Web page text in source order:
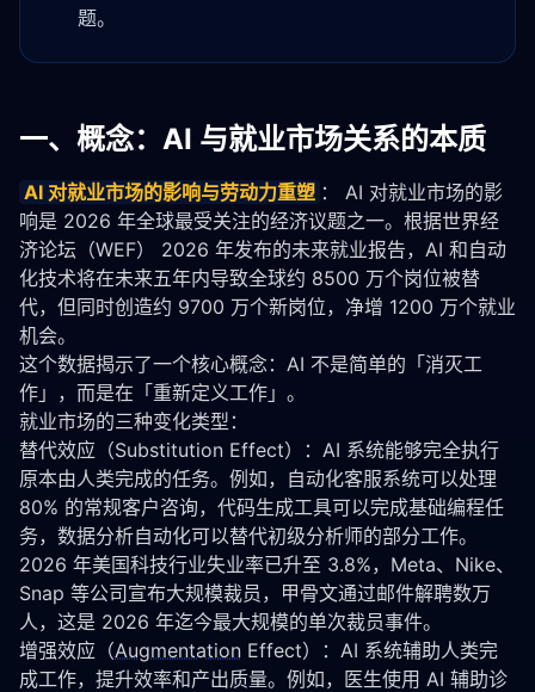
题。
一、概念：AI 与就业市场关系的本质
AI 对就业市场的影响与劳动力重塑 ： AI 对就业市场的影
响是 2026 年全球最受关注的经济议题之一。根据世界经
济论坛（WEF） 2026 年发布的未来就业报告，AI 和自动
化技术将在未来五年内导致全球约 8500 万个岗位被替
代，但同时创造约 9700 万个新岗位，净增 1200 万个就业
机会。
这个数据揭示了一个核心概念：AI 不是简单的「消灭工
作」，而是在「重新定义工作」。
就业市场的三种变化类型：
替代效应（Substitution Effect）：AI 系统能够完全执行
原本由人类完成的任务。例如，自动化客服系统可以处理
80% 的常规客户咨询，代码生成工具可以完成基础编程任
务，数据分析自动化可以替代初级分析师的部分工作。
2026 年美国科技行业失业率已升至 3.8%，Meta、Nike、
Snap 等公司宣布大规模裁员，甲骨文通过邮件解聘数万
人，这是 2026 年迄今最大规模的单次裁员事件。
增强效应（Augmentation Effect）：AI 系统辅助人类完
成工作，提升效率和产出质量。例如，医生使用 AI 辅助诊